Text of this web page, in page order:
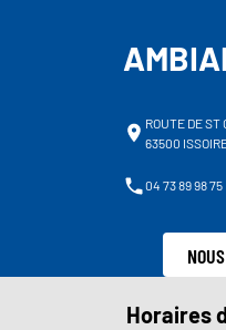
ROUTE DE ST
63500
04 73 89 98 75
Horaires